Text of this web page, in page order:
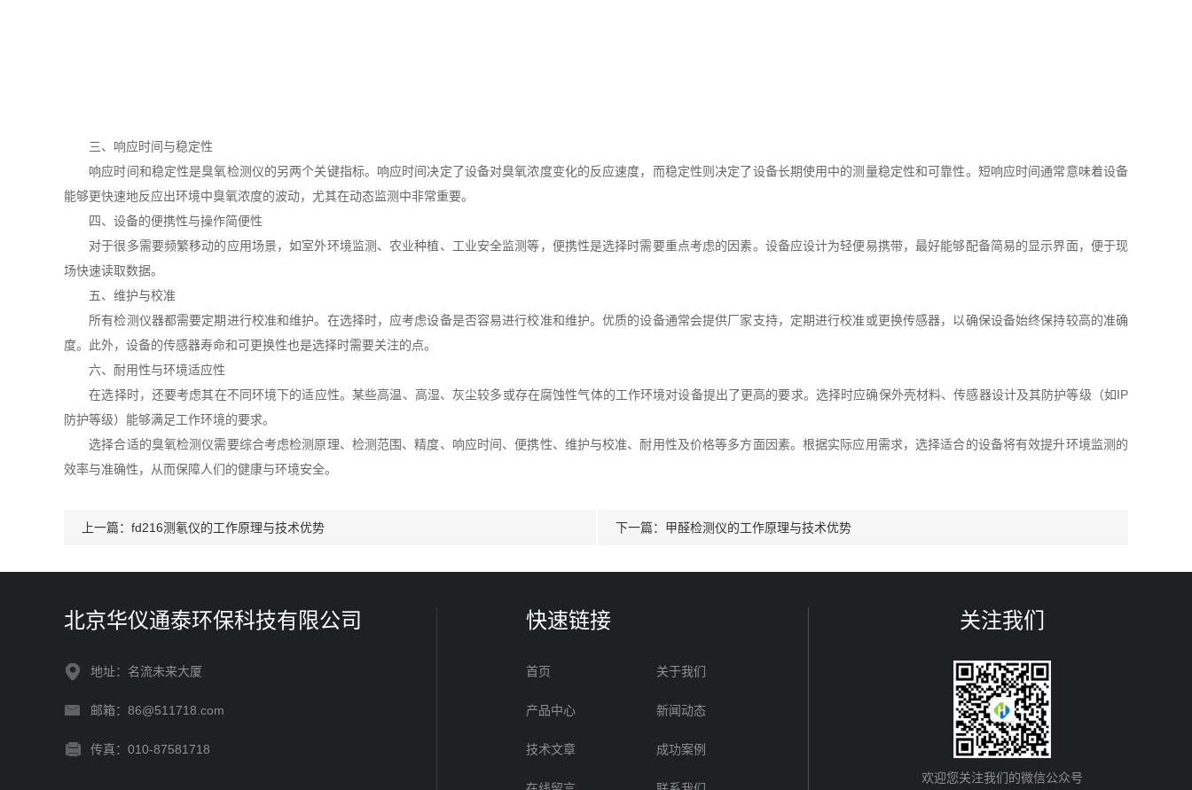
三、响应时间与稳定性
响应时间和稳定性是臭氧检测仪的另两个关键指标。响应时间决定了设备对臭氧浓度变化的反应速度，而稳定性则决定了设备长期使用中的测量稳定性和可靠性。短响应时间通常意味着设备
能够更快速地反应出环境中臭氧浓度的波动，尤其在动态监测中非常重要。
四、设备的便携性与操作简便性
对于很多需要频繁移动的应用场景，如室外环境监测、农业种植、工业安全监测等，便携性是选择时需要重点考虑的因素。设备应设计为轻便易携带，最好能够配备简易的显示界面，便于现
场快速读取数据。
五、维护与校准
所有检测仪器都需要定期进行校准和维护。在选择时，应考虑设备是否容易进行校准和维护。优质的设备通常会提供厂家支持，定期进行校准或更换传感器，以确保设备始终保持较高的准确
度。此外，设备的传感器寿命和可更换性也是选择时需要关注的点。
六、耐用性与环境适应性
在选择时，还要考虑其在不同环境下的适应性。某些高温、高湿、灰尘较多或存在腐蚀性气体的工作环境对设备提出了更高的要求。选择时应确保外壳材料、传感器设计及其防护等级（如IP
防护等级）能够满足工作环境的要求。
选择合适的臭氧检测仪需要综合考虑检测原理、检测范围、精度、响应时间、便携性、维护与校准、耐用性及价格等多方面因素。根据实际应用需求，选择适合的设备将有效提升环境监测的
效率与准确性，从而保障人们的健康与环境安全。
上一篇： fd216测氡仪的工作原理与技术优势 下一篇： 甲醛检测仪的工作原理与技术优势
北京华仪通泰环保科技有限公司
地址：名流未来大厦
邮箱：86@511718.com
传真：010-87581718
快速链接
首页 关于我们
产品中心 新闻动态
技术文章 成功案例
关注我们
欢迎您关注我们的微信公众号